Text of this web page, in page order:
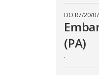
DO R7/20/
(PA)
.